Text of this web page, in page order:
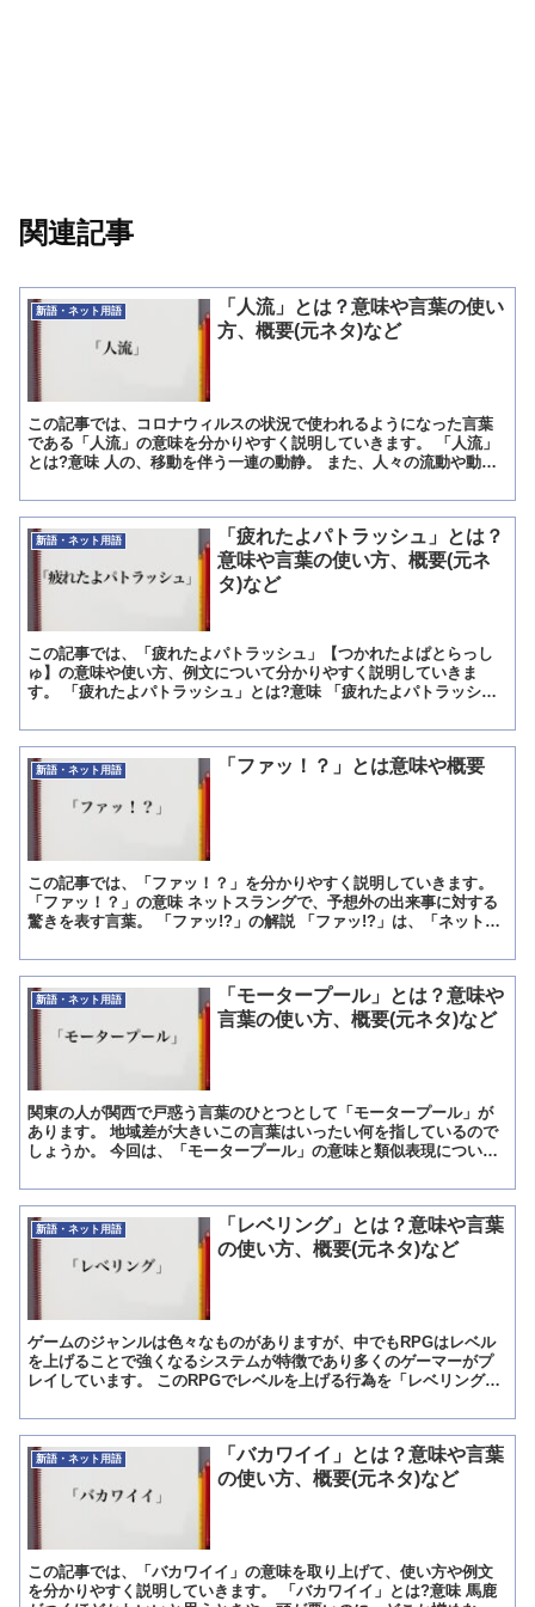
関連記事
新語・ネット用語
「人流」とは？意味や言葉の使い
方、概要(元ネタ)など
この記事では、コロナウィルスの状況で使われるようになった言葉
である「人流」の意味を分かりやすく説明していきます。 「人流」
とは?意味 人の、移動を伴う一連の動静。 また、人々の流動や動
新語・ネット用語
「疲れたよパトラッシュ」とは？
意味や言葉の使い方、概要(元ネ
タ)など
この記事では、「疲れたよパトラッシュ」【つかれたよぱとらっし
ゅ】の意味や使い方、例文について分かりやすく説明していきま
す。 「疲れたよパトラッシュ」とは?意味 「疲れたよパトラッシ
困...
新語・ネット用語 「ファッ！？」とは意味や概要
この記事では、「ファッ！？」を分かりやすく説明していきます。
「ファッ！？」の意味 ネットスラングで、予想外の出来事に対する
驚きを表す言葉。 「ファッ!?」の解説 「ファッ!?」は、「ネットス
新語・ネット用語
「モータープール」とは？意味や
言葉の使い方、概要(元ネタ)など
関東の人が関西で戸惑う言葉のひとつとして「モータープール」が
あります。 地域差が大きいこの言葉はいったい何を指しているので
しょうか。 今回は、「モータープール」の意味と類似表現について
新語・ネット用語
「レベリング」とは？意味や言葉
の使い方、概要(元ネタ)など
ゲームのジャンルは色々なものがありますが、中でもRPGはレベル
を上げることで強くなるシステムが特徴であり多くのゲーマーがプ
レイしています。 このRPGでレベルを上げる行為を「レベリング」
新語・ネット用語
「バカワイイ」とは？意味や言葉
の使い方、概要(元ネタ)など
この記事では、「バカワイイ」の意味を取り上げて、使い方や例文
を分かりやすく説明していきます。 「バカワイイ」とは?意味 馬鹿